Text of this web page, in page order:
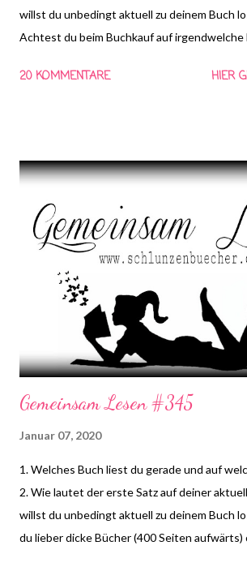
willst du unbedingt aktuell zu deinem Buch
Achtest du beim Buchkauf auf irgendwelche
schon die Frage für nächste Woche
darf jeder wann immer er Lust und Zeit dazu
dürfen auch nach Dienstag noch
benutzt bei einer Teilnahme das
farbliche Anpassung auf euren Blog ist
aber in seinen Bestandteilen nicht verändert
20 KOMMENTARE HIER
Gemeinsam Lesen #345
Januar 07, 2020
1. Welches Buch liest du gerade und auf
2. Wie lautet der erste Satz auf deiner
willst du unbedingt aktuell zu deinem Buch
du lieber dicke Bücher (400 Seiten aufwärts)